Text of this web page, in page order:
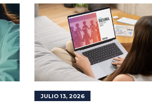
JULIO 13, 2026